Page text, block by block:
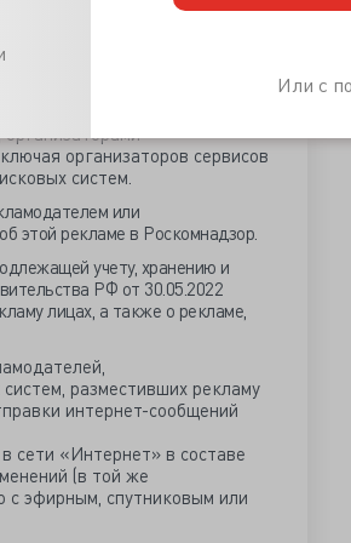
Или с
распространение
распространяемой в форме
видеороликов,
организаторами
организаторов сервисов
систем.
или
этой рекламе в Роскомнадзор.
учету, хранению и
РФ от 30.05.2022
лицах, а также о рекламе,
разместивших рекламу
интернет-сообщений
сети «Интернет» в составе
(в той же
с эфирным, спутниковым или